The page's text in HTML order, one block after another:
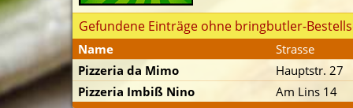
Gefundene Einträge ohne bringbutler-
Name Strasse
Pizzeria da Mimo
Hauptstr. 27
Pizzeria Imbiß Nino
Am Lins 14